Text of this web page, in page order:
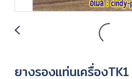
ยางรองแท่นเครื่องTK1